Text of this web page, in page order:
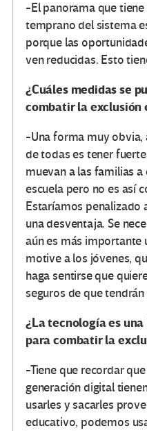
-El panorama que
temprano del sistema
porque las
ven reducidas. Esto
¿Cuáles medidas se
combatir la exclusión
-Una forma muy obvia,
de todas es tener
muevan a las familias a
escuela pero no es así
Estaríamos penalizado
una desventaja. Se
aún es más importante
motive a los jóvenes,
haga sentirse que
seguros de que
¿La tecnología es
para combatir la
-Tiene que recordar
generación digital
usarles y sacarles
educativo, podemos